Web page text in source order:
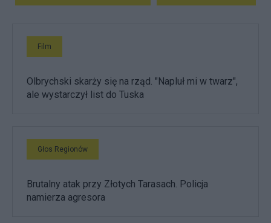
Film
Olbrychski skarży się na rząd. "Napluł mi w twarz",
ale wystarczył list do Tuska
Głos Regionów
Brutalny atak przy Złotych Tarasach. Policja
namierza agresora